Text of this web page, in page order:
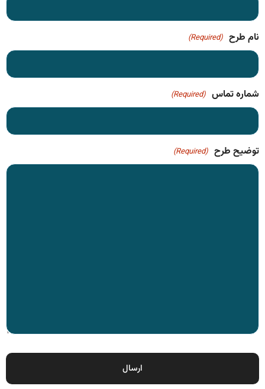
نام طرح (Required)
شماره تماس (Required)
توضیح طرح (Required)